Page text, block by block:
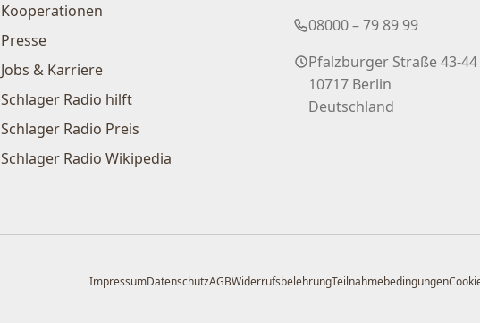
Kooperationen
Presse
Jobs & Karriere
Schlager Radio hilft
Schlager Radio Preis
Schlager Radio Wikipedia
08000 – 79 89 99
Pfalzburger Straße 43-44
10717 Berlin
Deutschland
ImpressumDatenschutzAGBWiderrufsbelehrungTeilnahmebedingungen